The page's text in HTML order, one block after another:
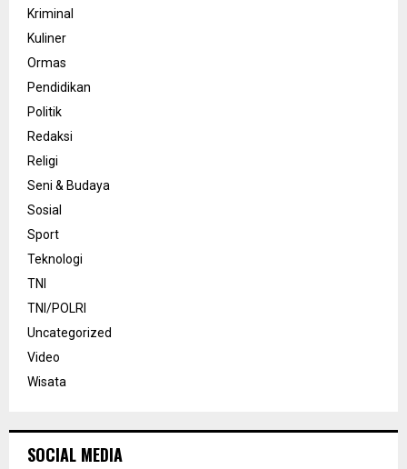
Kriminal
Kuliner
Ormas
Pendidikan
Politik
Redaksi
Religi
Seni & Budaya
Sosial
Sport
Teknologi
TNI
TNI/POLRI
Uncategorized
Video
Wisata
SOCIAL MEDIA